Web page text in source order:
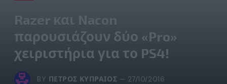
Razer και Nacon
παρουσιάζουν δύο «Pro»
χειριστήρια για το PS4!
BY ΠΈΤΡΟΣ ΚΥΠΡΑΊΟΣ
27/10/2016